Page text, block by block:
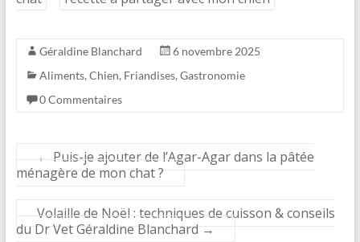
Géraldine Blanchard
6 novembre 2025
Aliments, Chien, Friandises, Gastronomie
0 Commentaires
←
Puis-je ajouter de l’Agar-Agar dans la pâtée
ménagère de mon chat ?
Volaille de Noël : techniques de cuisson & conseils
du Dr Vet Géraldine Blanchard →